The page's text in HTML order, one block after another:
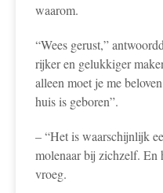
waarom.
“Wees gerust,”
rijker en gelukkiger
alleen moet je me
huis is geboren”.
– “Het is waarschijnlijk
molenaar bij zichzelf. En
vroeg.